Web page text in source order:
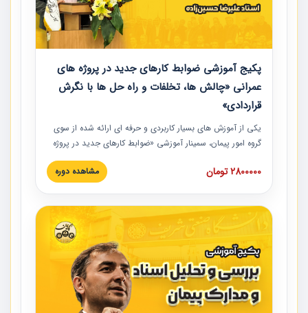
پکیج آموزشی ضوابط کارهای جدید در پروژه های
عمرانی «چالش ها، تخلفات و راه حل ها با نگرش
قراردادی»
یکی از آموزش‏‏‏‏‏‏ های بسیار کاربردی و حرفه‏ ای ارائه شده از سوی
گروه امور پیمان، سمینار آموزشی «ضوابط کارهای جدید در پروژه
های عمرانی» چالش ها، تخلفات و راه حل ها با نگرش قراردادی
است که در محل سندیکای شرکت های ساختمانی کشور ارائه شد.
مدارک پیمان به همراه تجربیات عملی ارائه شده است.
2800000 تومان مشاهده دوره